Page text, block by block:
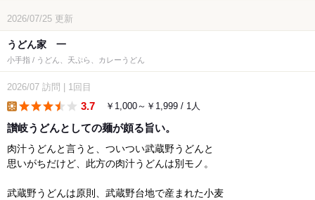
2026/07/25 更新
うどん家 一
小手指 / うどん、天ぷら、カレーうどん
2026/07 訪問 1回目
3.7 ￥1,000～￥1,999 / 1人
讃岐うどんとしての麺が頗る旨い。
肉汁うどんと言うと、ついつい武蔵野うどんと
思いがちだけど、此方の肉汁うどんは別モノ。
武蔵野うどんは原則、武蔵野台地で産まれた小麦